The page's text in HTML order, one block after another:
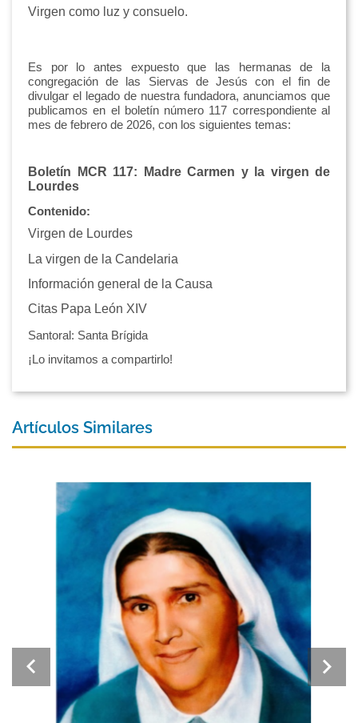
Virgen como luz y consuelo.
Es por lo antes expuesto que las hermanas de la
congregación de las Siervas de Jesús con el fin de
divulgar el legado de nuestra fundadora, anunciamos que
publicamos en el boletín número 117 correspondiente al
mes de febrero de 2026, con los siguientes temas:
Boletín MCR 117:
Madre Carmen y la virgen de
Lourdes
Contenido:
Virgen de Lourdes
La virgen de la Candelaria
Información general de la Causa
Citas Papa León XIV
Santoral: Santa Brígida
¡Lo invitamos a compartirlo!
Artículos Similares